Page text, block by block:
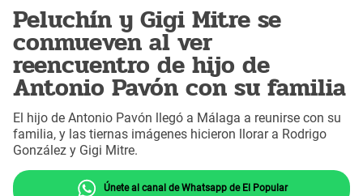
Peluchín y Gigi Mitre se
conmueven al ver
reencuentro de hijo de
Antonio Pavón con su familia
El hijo de Antonio Pavón llegó a Málaga a reunirse con su
familia, y las tiernas imágenes hicieron llorar a Rodrigo
González y Gigi Mitre.
Únete al canal de Whatsapp de El Popular